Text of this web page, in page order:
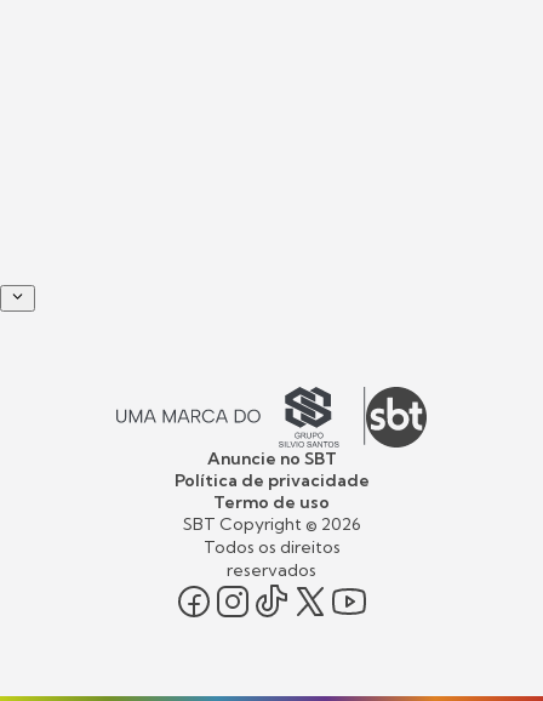
Anuncie no SBT
Política de privacidade
Termo de uso
SBT Copyright © 2026
Todos os direitos
reservados